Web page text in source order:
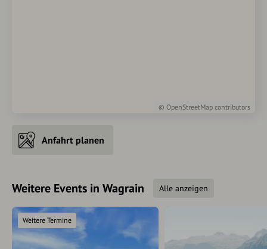
© OpenStreetMap contributors
Anfahrt planen
Weitere Events in Wagrain Alle anzeigen
Weitere Termine